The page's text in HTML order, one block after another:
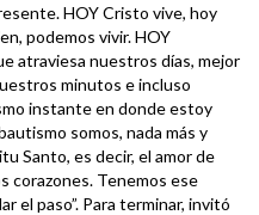
HOY Cristo vive, hoy
podemos vivir. HOY
atraviesa nuestros días, mejor
minutos e incluso
instante en donde estoy
somos, nada más y
Santo, es decir, el amor de
corazones. Tenemos ese
el paso”. Para terminar, invitó